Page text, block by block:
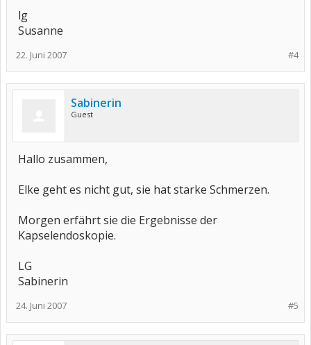
lg
Susanne
#4
22. Juni 2007
Sabinerin
Guest
Hallo zusammen,
Elke geht es nicht gut, sie hat starke Schmerzen.
Morgen erfährt sie die Ergebnisse der
Kapselendoskopie.
LG
Sabinerin
#5
24. Juni 2007